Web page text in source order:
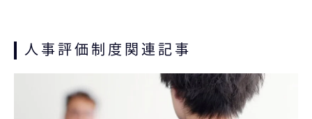
人事評価制度関連記事